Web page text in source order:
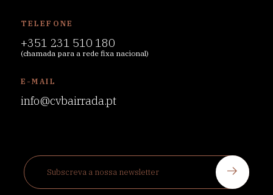
TELEFONE
+351 231 510 180
(chamada para a rede fixa nacional)
E-MAIL
info@cvbairrada.pt